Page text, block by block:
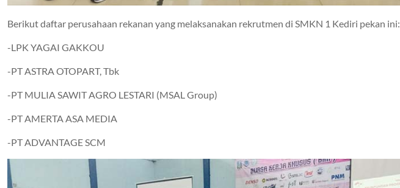
Berikut daftar perusahaan rekanan yang melaksanakan rekrutmen di SMKN 1 Kediri pekan ini:
-LPK YAGAI GAKKOU
-PT ASTRA OTOPART, Tbk
-PT MULIA SAWIT AGRO LESTARI (MSAL Group)
-PT AMERTA ASA MEDIA
-PT ADVANTAGE SCM